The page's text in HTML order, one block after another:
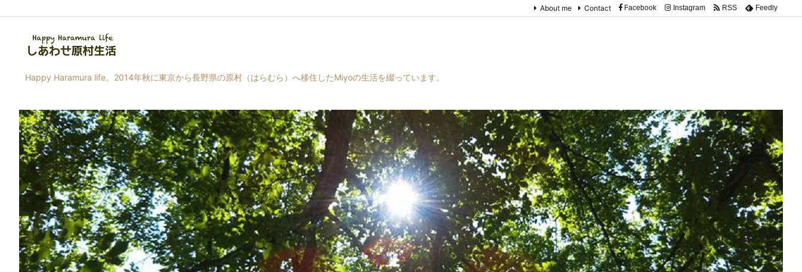
Happy Haramura life。2014年秋に東京から長野県の原村（はらむら）へ移住したMiyoの生活を綴っています。
About me Contact Facebook Instagram RSS Feedly